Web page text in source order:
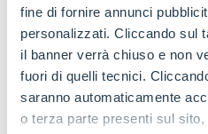
fine di fornire annunci
personalizzati. Cliccando sul
il banner verrà chiuso e non
fuori di quelli tecnici.
saranno automaticamente
o terza parte presenti sul
Within 6 months after the
Merlo S.p.A.will
information recorded and
period may turn out to be
contractual(e.g.
activities)or legal(e.g. as